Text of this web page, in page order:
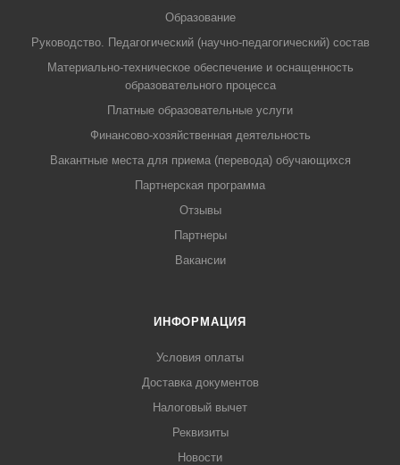
Образование
Руководство. Педагогический (научно-педагогический) состав
Материально-техническое обеспечение и оснащенность
образовательного процесса
Платные образовательные услуги
Финансово-хозяйственная деятельность
Вакантные места для приема (перевода) обучающихся
Партнерская программа
Отзывы
Партнеры
Вакансии
ИНФОРМАЦИЯ
Условия оплаты
Доставка документов
Налоговый вычет
Реквизиты
Новости